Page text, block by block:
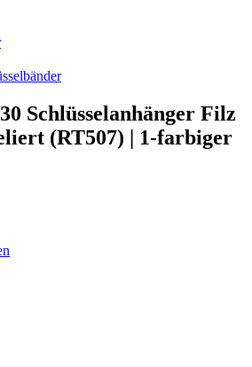
Schlüsselanhänger Filz
(RT507) | 1-farbiger